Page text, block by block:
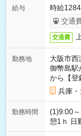
給与
時給
交通
交通費
勤務地
大阪市西
御幣島駅
から【登
兵庫
勤務時間
(1)9:00
憩1ｈ 日
わせて働けるお仕